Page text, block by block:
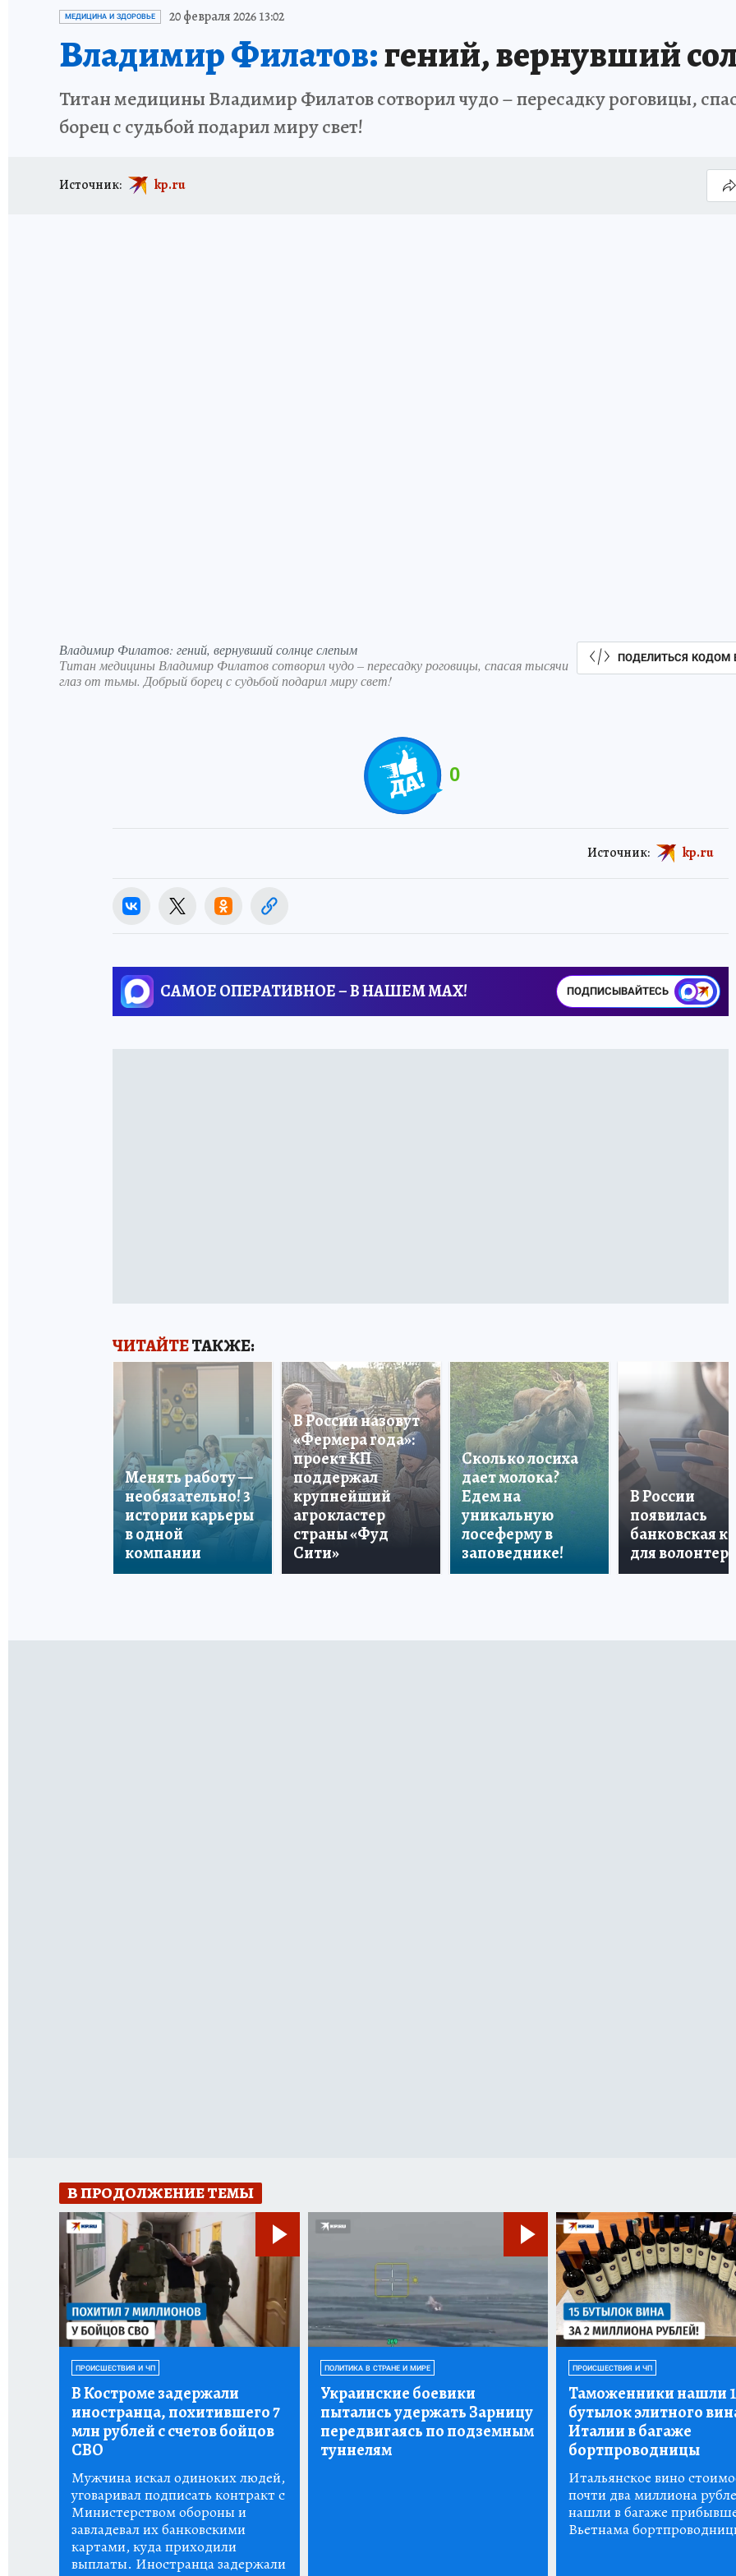
ИСПЫТАНО НА СЕБЕ
МЕДИЦИНА И ЗДОРОВЬЕ 20 февраля 2026 13:02
Владимир Филатов:гений, вернувший
Титан медицины Владимир Филатов сотворил чудо – пересадку роговицы,
борец с судьбой подарил миру свет!
Источник: kp.ru
Владимир Филатов: гений, вернувший солнце слепым
Титан медицины Владимир Филатов сотворил чудо – пересадку роговицы, спасая тысячи
глаз от тьмы. Добрый борец с судьбой подарил миру свет!
ПОДЕЛИТЬСЯ КОДОМ
0
Источник: kp.ru
САМОЕ ОПЕРАТИВНОЕ – В НАШЕМ MAX! ПОДПИСЫВАЙТЕСЬ
ЧИТАЙТЕТАКЖЕ:
Менять работу —
необязательно! 3
истории карьеры
в одной
компании
В России назовут
«Фермера года»:
проект КП
поддержал
крупнейший
агрокластер
страны «Фуд
Сити»
Сколько лосиха
дает молока?
Едем на
уникальную
лосеферму в
заповеднике!
В России
появилась
банковская
для волонтеров
В ПРОДОЛЖЕНИЕ ТЕМЫ
ПРОИСШЕСТВИЯ И ЧП
В Костроме задержали
иностранца, похитившего 7
млн рублей с счетов бойцов
СВО
Мужчина искал одиноких людей,
уговаривал подписать контракт с
Министерством обороны и
завладевал их банковскими
картами, куда приходили
выплаты. Иностранца задержали
ПОЛИТИКА В СТРАНЕ И МИРЕ
Украинские боевики
пытались удержать Зарницу
передвигаясь по подземным
туннелям
ПРОИСШЕСТВИЯ И ЧП
Таможенники нашли
бутылок элитного
Италии в багаже
бортпроводницы
Итальянское вино
почти два миллиона
нашли в багаже
Вьетнама